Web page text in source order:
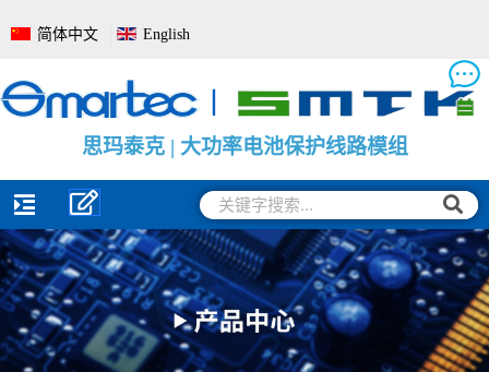
至
容
简体中文 English
思玛泰克 | 电池管理系统全面解决方案
思玛泰克 | 大功率电池保护线路模组
思玛泰克 | 电池电量监测保护板
搜
索
搜
索